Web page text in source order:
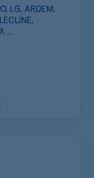
LG, ARDEM,